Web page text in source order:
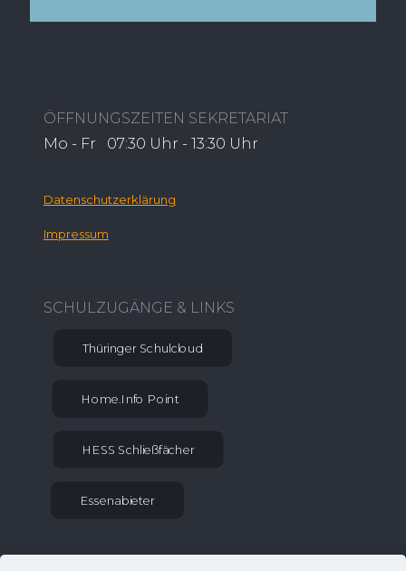
ÖFFNUNGSZEITEN SEKRETARIAT
Mo - Fr 07:30 Uhr - 13:30 Uhr
Datenschutzerklärung
Impressum
SCHULZUGÄNGE & LINKS
Thüringer Schulcloud
Home.Info Point
HESS Schließfächer
Essenabieter